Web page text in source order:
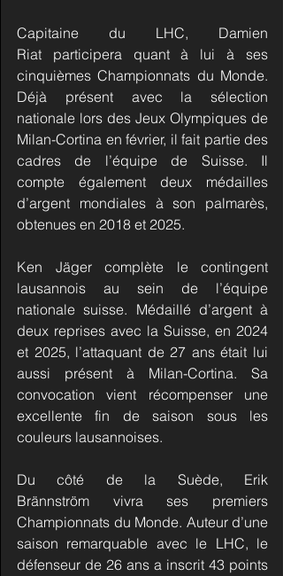
Capitaine du LHC, Damien
Riat participera quant à lui à ses
cinquièmes Championnats du Monde.
Déjà présent avec la sélection
nationale lors des Jeux Olympiques de
Milan-Cortina en février, il fait partie des
cadres de l’équipe de Suisse. Il
compte également deux médailles
d’argent mondiales à son palmarès,
obtenues en 2018 et 2025.
Ken Jäger complète le contingent
lausannois au sein de l’équipe
nationale suisse. Médaillé d’argent à
deux reprises avec la Suisse, en 2024
et 2025, l’attaquant de 27 ans était lui
aussi présent à Milan-Cortina. Sa
convocation vient récompenser une
excellente fin de saison sous les
couleurs lausannoises.
Du côté de la Suède, Erik
Brännström vivra ses premiers
Championnats du Monde. Auteur d’une
saison remarquable avec le LHC, le
défenseur de 26 ans a inscrit 43 points